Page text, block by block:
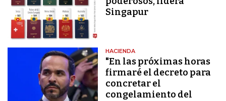
Singapur
HACIENDA
"En las próximas horas
firmaré el decreto para
concretar el
congelamiento del